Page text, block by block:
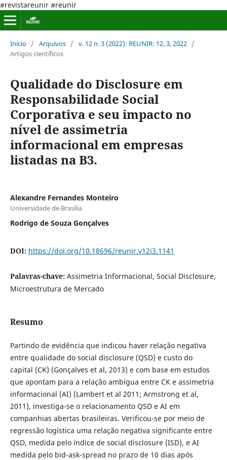
#revistareunir #reunir
Início / Arquivos / v. 12 n. 3 (2022): REUNIR: 12, 3, 2022 /
Artigos científicos
Qualidade do Disclosure em
Responsabilidade Social
Corporativa e seu impacto no
nível de assimetria
informacional em empresas
listadas na B3.
Alexandre Fernandes Monteiro
Universidade de Brasília
Rodrigo de Souza Gonçalves
DOI: https://doi.org/10.18696/reunir.v12i3.1141
Palavras-chave: Assimetria Informacional, Social Disclosure,
Microestrutura de Mercado
Resumo
Partindo de evidência que indicou haver relação negativa
entre qualidade do social disclosure (QSD) e custo do
capital (CK) (Gonçalves et al, 2013) e com base em estudos
que apontam para a relação ambígua entre CK e assimetria
informacional (AI) (Lambert et al 2011; Armstrong et al,
2011), investiga-se o relacionamento QSD e AI em
companhias abertas brasileiras. Verificou-se por meio de
regressão logística uma relação negativa significante entre
QSD, medida pelo índice de social disclosure (ISD), e AI
medida pelo bid-ask-spread no prazo de 10 dias após